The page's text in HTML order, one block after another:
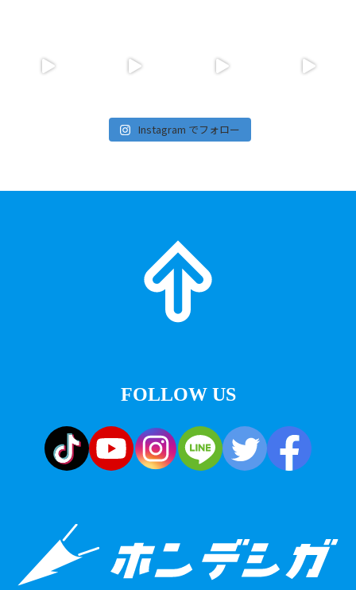
Instagram でフォロー
FOLLOW US